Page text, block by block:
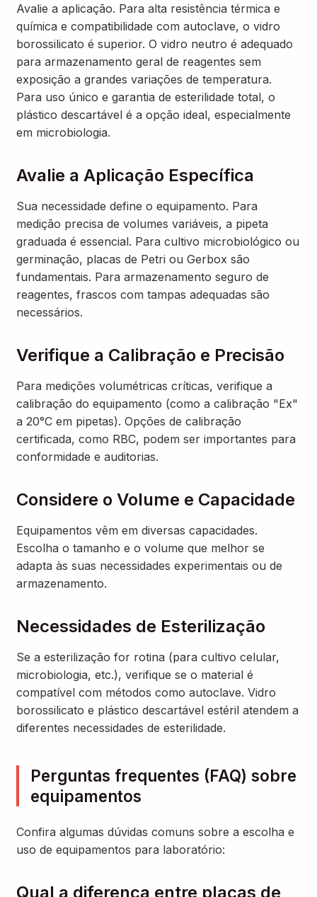
Avalie a aplicação. Para alta resistência térmica e
química e compatibilidade com autoclave, o vidro
borossilicato é superior. O vidro neutro é adequado
para armazenamento geral de reagentes sem
exposição a grandes variações de temperatura.
Para uso único e garantia de esterilidade total, o
plástico descartável é a opção ideal, especialmente
em microbiologia.
Avalie a Aplicação Específica
Sua necessidade define o equipamento. Para
medição precisa de volumes variáveis, a pipeta
graduada é essencial. Para cultivo microbiológico ou
germinação, placas de Petri ou Gerbox são
fundamentais. Para armazenamento seguro de
reagentes, frascos com tampas adequadas são
necessários.
Verifique a Calibração e Precisão
Para medições volumétricas críticas, verifique a
calibração do equipamento (como a calibração "Ex"
a 20°C em pipetas). Opções de calibração
certificada, como RBC, podem ser importantes para
conformidade e auditorias.
Considere o Volume e Capacidade
Equipamentos vêm em diversas capacidades.
Escolha o tamanho e o volume que melhor se
adapta às suas necessidades experimentais ou de
armazenamento.
Necessidades de Esterilização
Se a esterilização for rotina (para cultivo celular,
microbiologia, etc.), verifique se o material é
compatível com métodos como autoclave. Vidro
borossilicato e plástico descartável estéril atendem a
diferentes necessidades de esterilidade.
Perguntas frequentes (FAQ) sobre
equipamentos
Confira algumas dúvidas comuns sobre a escolha e
uso de equipamentos para laboratório:
Qual a diferença entre placas de